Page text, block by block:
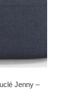
Jenny –